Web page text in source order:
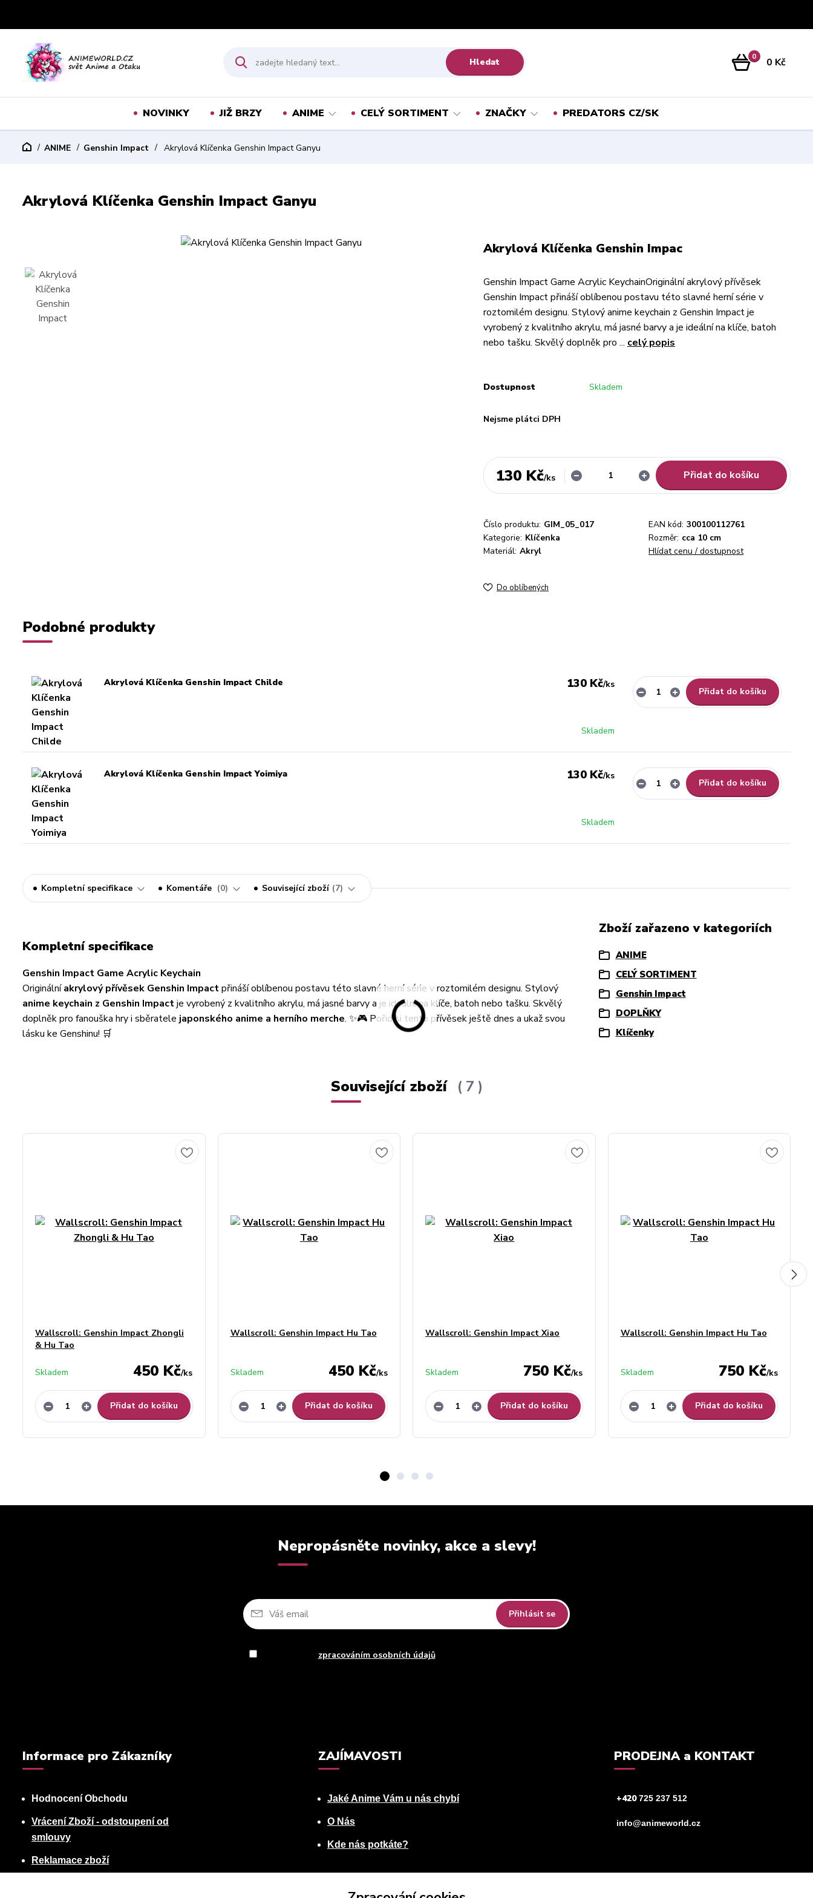
Hledat 0 0 Kč
NOVINKY JIŽ BRZY ANIME CELÝ SORTIMENT ZNAČKY PREDATORS CZ/SK
ANIME Genshin Impact Akrylová Klíčenka Genshin Impact Ganyu
Akrylová Klíčenka Genshin Impact Ganyu
Akrylová Klíčenka Genshin Impac
Genshin Impact Game Acrylic KeychainOriginální akrylový přívěsek
Genshin Impact přináší oblíbenou postavu této slavné herní série v
roztomilém designu. Stylový anime keychain z Genshin Impact je
vyrobený z kvalitního akrylu, má jasné barvy a je ideální na klíče, batoh
nebo tašku. Skvělý doplněk pro ... celý popis
Dostupnost Skladem
Nejsme plátci DPH
130 Kč/ks Přidat do košíku
Číslo produktu: GIM_05_017 EAN kód: 300100112761
Kategorie: Klíčenka Rozměr: cca 10 cm
Materiál: Akryl Hlídat cenu / dostupnost
Do oblíbených
Podobné produkty
Akrylová Klíčenka Genshin Impact Childe 130 Kč/ks
Skladem
Přidat do košíku
Akrylová Klíčenka Genshin Impact Yoimiya 130 Kč/ks
Skladem
Přidat do košíku
Kompletní specifikace Komentáře 0 Související zboží 7
Kompletní specifikace
Genshin Impact Game Acrylic Keychain
Originálníakrylový přívěsek Genshin Impactpřináší oblíbenou postavu této slavné herní série v roztomilém designu. Stylový
anime keychain z Genshin Impactje vyrobený z kvalitního akrylu, má jasné barvy a je ideální na klíče, batoh nebo tašku. Skvělý
doplněk pro fanouška hry i sběratele japonského anime a herního merche. ✨🎮 Pořiď si tento přívěsek ještě dnes a ukaž svou
lásku ke Genshinu! 🛒
Zboží zařazeno v kategoriích
ANIME
CELÝ SORTIMENT
Genshin Impact
DOPLŇKY
Klíčenky
Související zboží 7
Wallscroll: Genshin Impact Zhongli
& Hu Tao
450 Kč/ks
Skladem
Přidat do košíku
Wallscroll: Genshin Impact Hu Tao
450 Kč/ks
Skladem
Přidat do košíku
Wallscroll: Genshin Impact Xiao
750 Kč/ks
Skladem
Přidat do košíku
Wallscroll: Genshin Impact Hu Tao
750 Kč/ks
Skladem
Přidat do košíku
Nepropásněte novinky, akce a slevy!
Přihlásit se
zpracováním osobních údajůza účelem rozesílky newsletteru.
Informace pro Zákazníky
Hodnocení Obchodu
Vrácení Zboží - odstoupení od
smlouvy
Reklamace zboží
ZAJÍMAVOSTI
Jaké Anime Vám u nás chybí
O Nás
Kde nás potkáte?
PRODEJNA a KONTAKT
+420725 237 512
info@animeworld.cz